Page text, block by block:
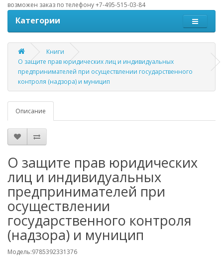
возможен заказ по телефону +7-495-515-03-84
Категории
Книги
О защите прав юридических лиц и индивидуальных
предпринимателей при осуществлении государственного
контроля (надзора) и муницип
Описание
О защите прав юридических
лиц и индивидуальных
предпринимателей при
осуществлении
государственного контроля
(надзора) и муницип
Модель:9785392331376